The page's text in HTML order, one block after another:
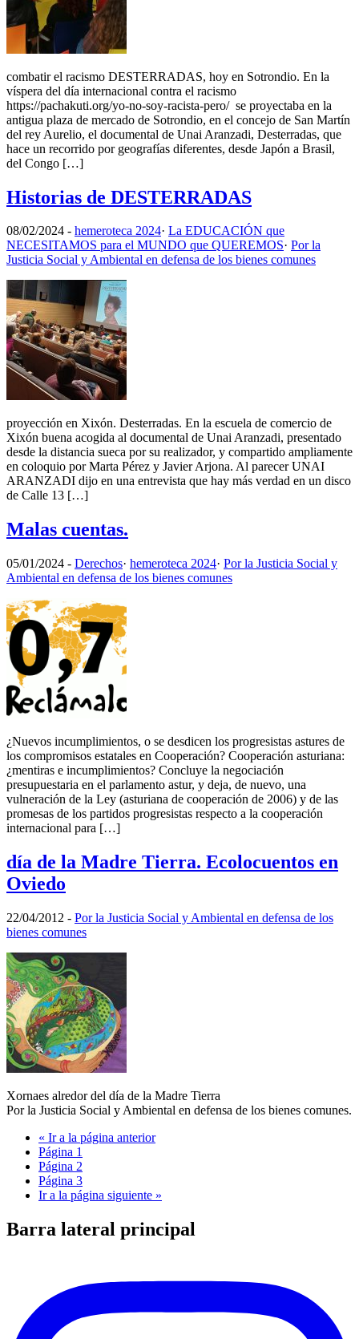
combatir el racismo DESTERRADAS, hoy en Sotrondio. En la
víspera del día internacional contra el racismo
https://pachakuti.org/yo-no-soy-racista-pero/ se proyectaba en la
antigua plaza de mercado de Sotrondio, en el concejo de San Martín
del rey Aurelio, el documental de Unai Aranzadi, Desterradas, que
hace un recorrido por geografías diferentes, desde Japón a Brasil,
del Congo […]
Historias de DESTERRADAS
08/02/2024 - hemeroteca 2024· La EDUCACIÓN que
NECESITAMOS para el MUNDO que QUEREMOS· Por la
Justicia Social y Ambiental en defensa de los bienes comunes
proyección en Xixón. Desterradas. En la escuela de comercio de
Xixón buena acogida al documental de Unai Aranzadi, presentado
desde la distancia sueca por su realizador, y compartido ampliamente
en coloquio por Marta Pérez y Javier Arjona. Al parecer UNAI
ARANZADI dijo en una entrevista que hay más verdad en un disco
de Calle 13 […]
Malas cuentas.
05/01/2024 - Derechos· hemeroteca 2024· Por la Justicia Social y
Ambiental en defensa de los bienes comunes
¿Nuevos incumplimientos, o se desdicen los progresistas astures de
los compromisos estatales en Cooperación? Cooperación asturiana:
¿mentiras e incumplimientos? Concluye la negociación
presupuestaria en el parlamento astur, y deja, de nuevo, una
vulneración de la Ley (asturiana de cooperación de 2006) y de las
promesas de los partidos progresistas respecto a la cooperación
internacional para […]
día de la Madre Tierra. Ecolocuentos en
Oviedo
22/04/2012 - Por la Justicia Social y Ambiental en defensa de los
bienes comunes
Xornaes alredor del día de la Madre Tierra
Por la Justicia Social y Ambiental en defensa de los bienes comunes.
« Ir a la página anterior
Página 1
Página 2
Página 3
Ir a la página siguiente »
Barra lateral principal